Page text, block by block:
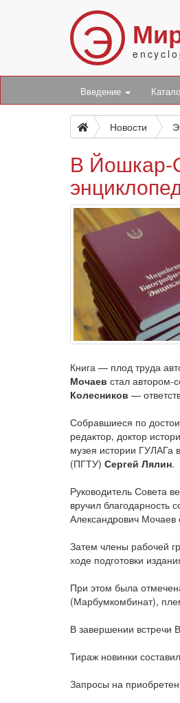
Э
Введение
Новости
В Йошкар-
Книга — плод труда
Мочаев стал автором-
Колесников —
Собравшиеся по
редактор, доктор
музея истории ГУЛАГа
(ПГТУ) Сергей Лялин.
Руководитель Совета
вручил благодарность
Александрович Мочаев
Затем члены рабочей
ходе подготовки
При этом была
(Марбумкомбинат),
В завершении встречи
Тираж новинки составил
Запросы на